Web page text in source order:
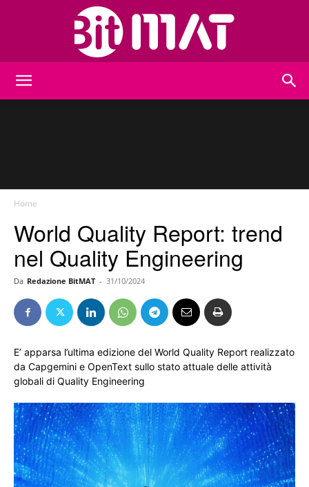
Home
World Quality Report: trend
nel Quality Engineering
Da Redazione BitMAT - 31/10/2024
E’ apparsa l’ultima edizione del World Quality Report realizzato
da Capgemini e OpenText sullo stato attuale delle attività
globali di Quality Engineering